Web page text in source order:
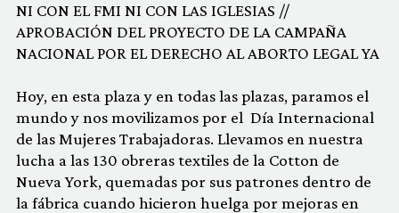
NI CON EL FMI NI CON LAS IGLESIAS //
APROBACIÓN DEL PROYECTO DE LA CAMPAÑA
NACIONAL POR EL DERECHO AL ABORTO LEGAL YA
Hoy, en esta plaza y en todas las plazas, paramos el
mundo y nos movilizamos por el Día Internacional
de las Mujeres Trabajadoras. Llevamos en nuestra
lucha a las 130 obreras textiles de la Cotton de
Nueva York, quemadas por sus patrones dentro de
la fábrica cuando hicieron huelga por mejoras en